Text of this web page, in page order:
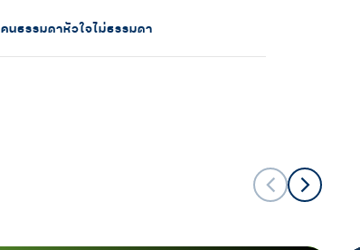
คนธรรมดาหัวใจไม่ธรรมดา